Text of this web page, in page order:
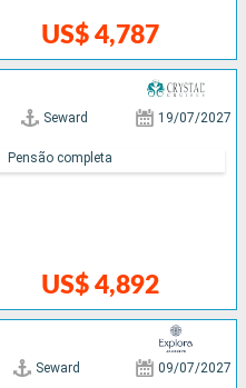
US$ 4,787
Seward 19/07/2027
US$ 4,892
Pensão completa
Seward 09/07/2027